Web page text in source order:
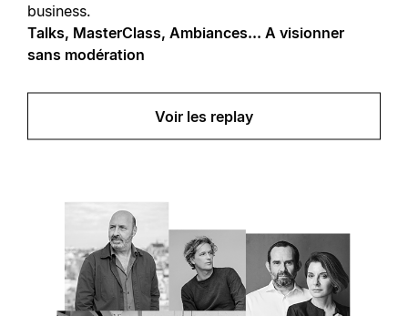
business.
Talks, MasterClass, Ambiances... A visionner
sans modération
Voir les replay